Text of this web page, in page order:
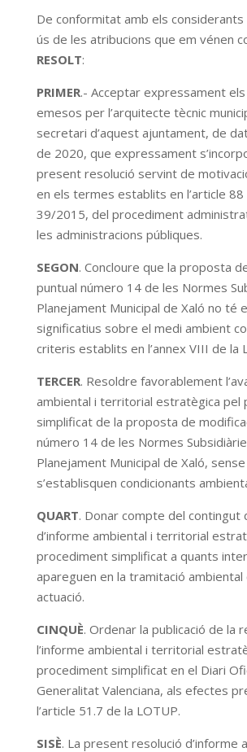
De conformitat amb els
ús de les atribucions que em vénen
RESOLT:
PRIMER.- Acceptar expressament
emesos per l’arquitecte tècnic
secretari d’aquest ajuntament, de
de 2020, que expressament
present resolució servint de
en els termes establits en l’article 88
39/2015, del procediment
les administracions públiques.
SEGON. Concloure que la proposta
puntual número 14 de les Normes
Planejament Municipal de Xaló no té
significatius sobre el medi ambient
criteris establits en l’annex VIII de la
TERCER. Resoldre favorablement
ambiental i territorial estratègica pel
simplificat de la proposta de
número 14 de les Normes
Planejament Municipal de Xaló,
s’establisquen condicionants
QUART. Donar compte del contingut
d’informe ambiental i territorial
procediment simplificat a quants
apareguen en la tramitació ambiental
actuació.
CINQUÈ. Ordenar la publicació de la
l’informe ambiental i territorial
procediment simplificat en el Diari
Generalitat Valenciana, als efectes
l’article 51.7 de la LOTUP.
SISÈ. La present resolució d’informe